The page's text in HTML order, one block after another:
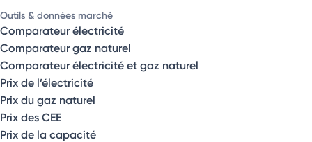
Outils & données marché
Comparateur électricité
Comparateur gaz naturel
Comparateur électricité et gaz naturel
Prix de l’électricité
Prix du gaz naturel
Prix des CEE
Prix de la capacité